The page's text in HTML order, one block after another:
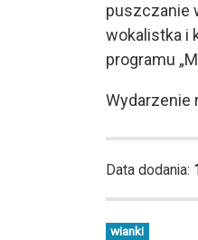
puszczanie
wokalistka i
programu
Wydarzenie
Data dodania:
wianki